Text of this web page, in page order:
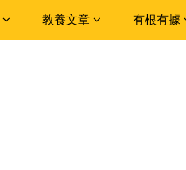
教養文章 有根有據